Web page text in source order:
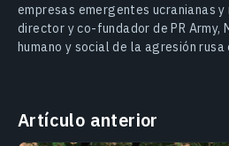
empresas emergentes ucranianas y
director y co-fundador de PR Army,
humano y social de la agresión rusa
Artículo anterior